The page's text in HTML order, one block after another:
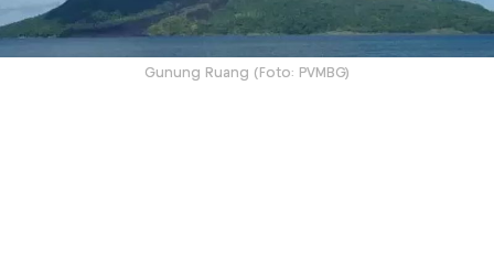
Gunung Ruang (Foto: PVMBG)